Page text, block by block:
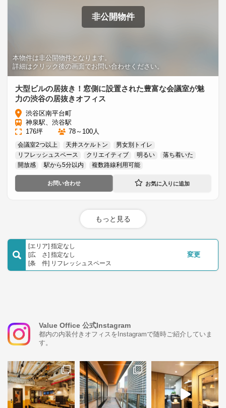
非公開物件
本物件は非公開物件となります。
詳細はクリック後の画面でお問い合わせください。
大型ビルの居抜き！窓側に設置された豊富な会議室が魅
力の渋谷の居抜きオフィス
渋谷区南平台町
神泉駅、渋谷駅
176坪
78～100人
会議室2つ以上 天井スケルトン
男女別トイレ
リフレッシュスペース
クリエイティブ 明るい
落ち着いた
開放感
駅から5分以内 複数路線利用可能
お問い合わせ
もっと見る
[エリア] 指定なし
[広 さ] 指定なし
[条 件] リフレッシュスペース
変更
Value Office 公式Instagram
都内の内装付きオフィスをInstagramで随時ご紹介していま
す。